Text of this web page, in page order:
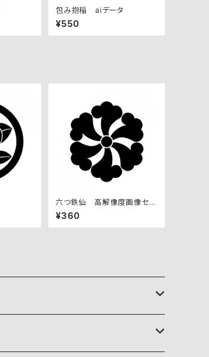
包み抱稲 aiデータ
¥550
六つ鉄仙 高解像度画像セッ
ト
¥360